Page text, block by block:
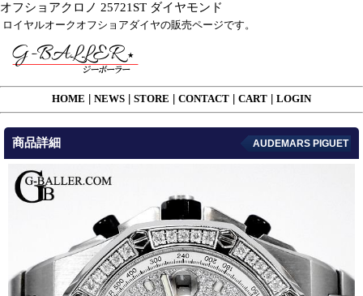
オフショアクロノ 25721ST ダイヤモンド
ロイヤルオークオフショアダイヤの販売ページです。
HOME NEWS STORE CONTACT CART LOGIN
商品詳細 AUDEMARS PIGUET